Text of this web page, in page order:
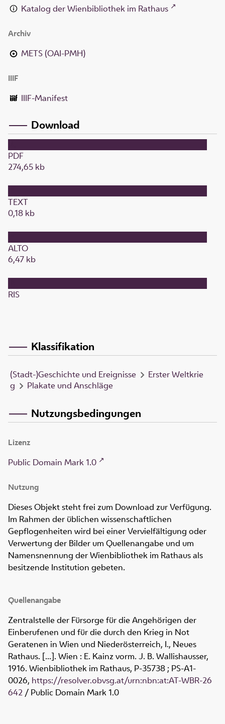
Katalog der Wienbibliothek im Rathaus
Archiv
METS (OAI-PMH)
IIIF
IIIF-Manifest
Download
PDF
274,65 kb
TEXT
0,18 kb
ALTO
6,47 kb
RIS
Klassifikation
(Stadt-)Geschichte und Ereignisse
Erster Weltkrie
g
Plakate und Anschläge
Nutzungsbedingungen
Lizenz
Public Domain Mark 1.0
Nutzung
Dieses Objekt steht frei zum Download zur Verfügung.
Im Rahmen der üblichen wissenschaftlichen
Gepflogenheiten wird bei einer Vervielfältigung oder
Verwertung der Bilder um Quellenangabe und um
Namensnennung der Wienbibliothek im Rathaus als
besitzende Institution gebeten.
Quellenangabe
Zentralstelle der Fürsorge für die Angehörigen der
Einberufenen und für die durch den Krieg in Not
Geratenen in Wien und Niederösterreich, I., Neues
Rathaus. [...]. Wien : E. Kainz vorm. J. B. Wallishausser,
1916. Wienbibliothek im Rathaus, P-35738 ; PS-A1-
0026, https://resolver.obvsg.at/urn:nbn:at:AT-WBR-26
642 / Public Domain Mark 1.0